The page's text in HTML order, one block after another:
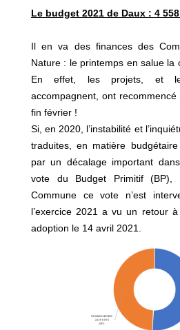
Le budget 2021 de Daux : 4
Il en va des finances des
Nature : le printemps en salue la
En effet, les projets, et
accompagnent, ont
fin février !
Si, en 2020, l’instabilité et
traduites, en matière
par un décalage important
vote du Budget Primitif (BP),
Commune ce vote n’est
l’exercice 2021 a vu un retour
adoption le 14 avril 2021.